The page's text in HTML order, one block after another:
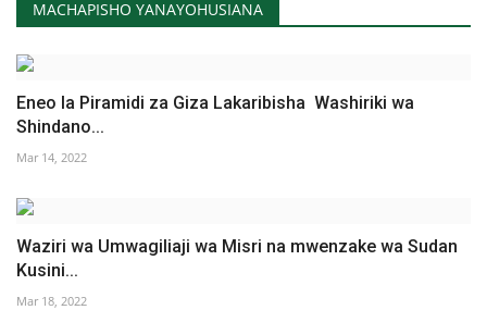
MACHAPISHO YANAYOHUSIANA
Eneo la Piramidi za Giza Lakaribisha Washiriki wa
Shindano...
Mar 14, 2022
Waziri wa Umwagiliaji wa Misri na mwenzake wa Sudan
Kusini...
Mar 18, 2022